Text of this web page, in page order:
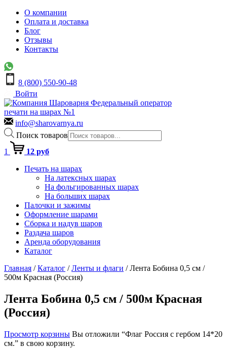
О компании
Оплата и доставка
Блог
Отзывы
Контакты
8 (800) 550-90-48
Войти
Федеральный оператор
печати на шарах №1
info@sharovarnya.ru
Поиск товаров
1
12 руб
Печать на шарах
На латексных шарах
На фольгированных шарах
На больших шарах
Палочки и зажимы
Оформление шарами
Сборка и надув шаров
Раздача шаров
Аренда оборудования
Каталог
Главная / Каталог / Ленты и флаги /Лента Бобина 0,5 см /
500м Красная (Россия)
Лента Бобина 0,5 см / 500м Красная
(Россия)
Просмотр корзины Вы отложили “Флаг Россия с гербом 14*20
см.” в свою корзину.